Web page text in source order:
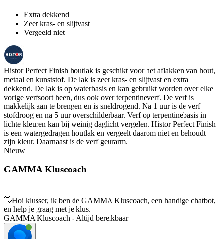
Extra dekkend
Zeer kras- en slijtvast
Vergeeld niet
Histor Perfect Finish houtlak is geschikt voor het aflakken van hout,
metaal en kunststof. De lak is zeer kras- en slijtvast en extra
dekkend. De lak is op waterbasis en kan gebruikt worden over elke
vorige verfsoort heen, dus ook over terpentineverf. De verf is
makkelijk aan te brengen en is sneldrogend. Na 1 uur is de verf
stofdroog en na 5 uur overschilderbaar. Verf op terpentinebasis in
lichte kleuren kan bij weinig daglicht vergelen. Histor Perfect Finish
is een watergedragen houtlak en vergeelt daarom niet en behoudt
zijn kleur. Daarnaast is de verf geurarm.
Nieuw
GAMMA Kluscoach
👋Hoi klusser, ik ben de GAMMA Kluscoach, een handige chatbot,
en help je graag met je klus.
GAMMA Kluscoach - Altijd bereikbaar